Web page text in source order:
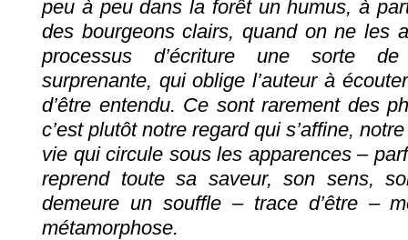
peu à peu dans la forêt un humus, à
des bourgeons clairs, quand on ne les
processus d’écriture une sorte
surprenante, qui oblige l’auteur à
d’être entendu. Ce sont rarement des
c’est plutôt notre regard qui s’affine,
vie qui circule sous les apparences –
reprend toute sa saveur, son sens,
demeure un souffle – trace d’être –
métamorphose.